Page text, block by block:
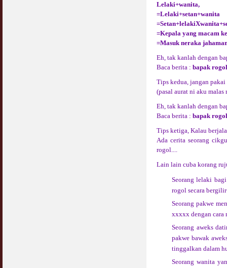
Lelaki+wanita,
=Lelaki+setan+wanita
=Kepala yang macam
=Masuk neraka
Eh, tak kanlah dengan
Baca berita : bapak
Tips kedua, jangan
(pasal aurat ni aku
Eh, tak kanlah dengan
Baca berita : bapak
Tips ketiga, Kalau
Ada cerita seorang
rogol....
Lain lain cuba korang
Seorang lelaki
rogol secara
Seorang pakwe
xxxxx dengan cara
Seorang aweks
pakwe bawak
tinggalkan dalam
Seorang wanita